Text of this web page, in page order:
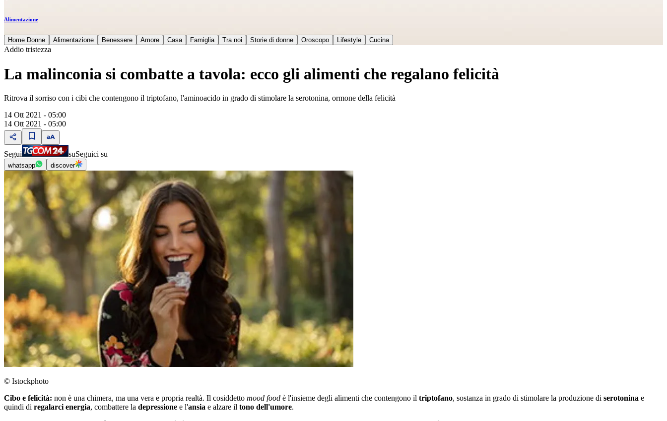
Alimentazione
Home Donne Alimentazione Benessere Amore Casa Famiglia Tra noi Storie di donne Oroscopo Lifestyle Cucina
Addio tristezza
La malinconia si combatte a tavola: ecco gli alimenti che regalano felicità
Ritrova il sorriso con i cibi che contengono il triptofano, l'aminoacido in grado di stimolare la serotonina, ormone della felicità
14 Ott 2021 - 05:00
14 Ott 2021 - 05:00
Segui suSeguici su
whatsapp discover
© Istockphoto
Cibo e felicità: non è una chimera, ma una vera e propria realtà. Il cosiddetto mood food è l'insieme degli alimenti che contengono il triptofano, sostanza in grado di stimolare la produzione di serotonina e
quindi di regalarci energia, combattere la depressione e l'ansia e alzare il tono dell'umore.